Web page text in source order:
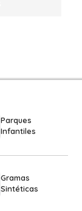
Parques
Infantiles
Gramas
Sintéticas